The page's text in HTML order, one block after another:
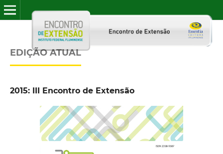
EDIÇÃO ATUAL
2015: III Encontro de Extensão